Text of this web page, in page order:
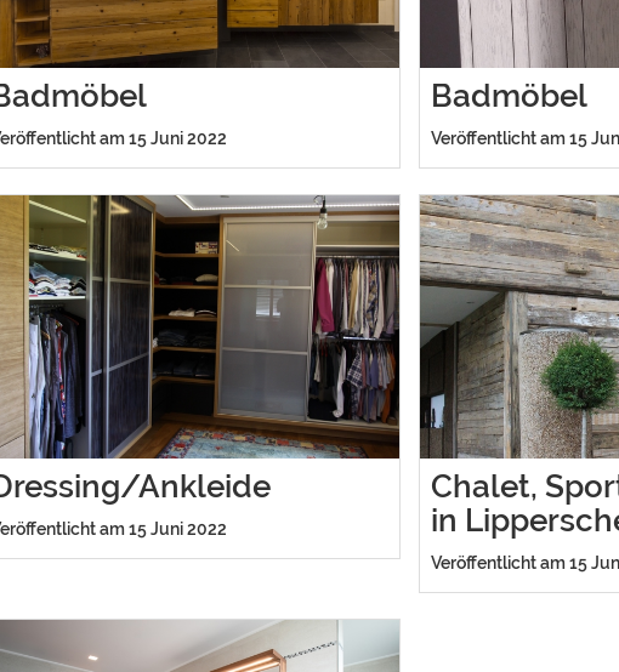
am 15 Juni 2022
Badmöbel
Veröffentlicht am 15
Ankleide
am 15 Juni 2022
Chalet,
in
Veröffentlicht am 15